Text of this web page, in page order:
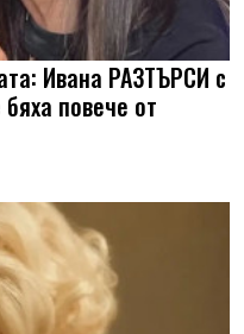
Ивана РАЗТЪРСИ с
повече от